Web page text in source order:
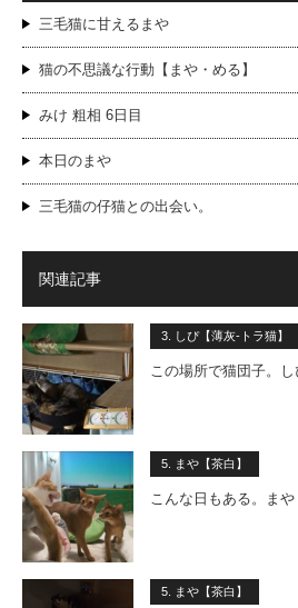
三毛猫に甘えるまや
猫の不思議な行動【まや・める】
みけ 粗相 6日目
本日のまや
三毛猫の仔猫との出会い。
関連記事
3. しぴ【薄灰-トラ猫】
この場所で猫団子。
5. まや【茶白】
こんな日もある。まや
5. まや【茶白】